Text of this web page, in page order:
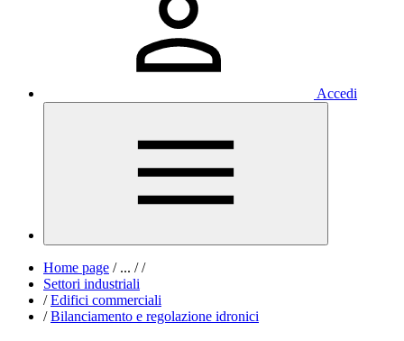
Accedi
Home page /... / /
Settori industriali
/ Edifici commerciali
/ Bilanciamento e regolazione idronici